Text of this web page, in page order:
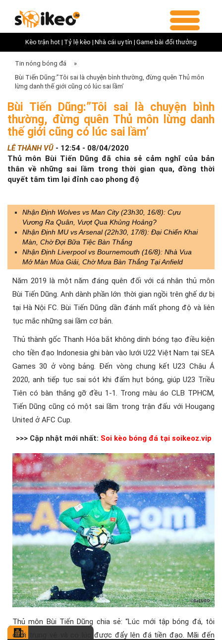
Kèo trận hot | Tỷ lệ kèo | Nhà cái uy tín | Game bài đổi thưởng
Tin nóng bóng đá
»
Bùi Tiến Dũng:”Tôi sai là chuyện bình thường, đừng quên Thủ môn
lừng danh thế giới cũng có lúc sai lầm’
Bùi Tiến Dũng:”Tôi sai là chuyện bình
thường, đừng quên Thủ môn lừng danh
thế giới cũng có lúc sai lầm’
LÊ THÀNH VŨ - 12:54 - 08/04/2020
Thủ môn Bùi Tiến Dũng đã chia sẻ cảm nghĩ của bản
thân về những sai lầm trong thời gian qua, đồng thời
quyết tâm tìm lại đỉnh cao phong độ
Nhận Định Wolves vs Man City (23h30, 16/8): Cựu
Vương Ra Quân, Vượt Qua Khủng Hoảng?
Nhận Định MU vs Arsenal (22h30, 17/8): Đại Chiến Khai
Màn, Chờ Đợi Bữa Tiệc Bàn Thắng
Nhận Định Liverpool vs Bournemouth (16/8): Nhà Vua
Mở Màn Mùa Giải, Chờ Mưa Bàn Thắng Tại Anfield
Năm 2019 là một năm đáng quên đối với cá nhân thủ môn
Bùi Tiến Dũng. Anh dành phần lớn thời gian ngồi trên ghế dự bị
tại Hà Nội FC. Bùi Tiến Dũng dần đánh mất phong độ và liên
tục mắc những sai lầm cơ bản.
Thủ thành gốc Thanh Hóa bắt không dính bóng tạo điều kiện
cho tiền đạo Indonesia ghi bàn vào lưới U22 Việt Nam tại SEA
Games 30 ở vòng bảng. Đến vòng chung kết U23 Châu Á
2020, anh tiếp tục sai sót khi đấm hụt bóng, giúp U23 Triều
Tiên có bàn thắng gỡ đều 1-1. Trong màu áo CLB TPHCM,
Tiến Dũng cũng có một sai lầm trong trận đấu với Hougang
United ở AFC Cup.
>>> Cập nhật mới nhất: Soi kèo bóng đá tại soikeoz.vip
Thủ môn Bùi Tiến Dũng chia sẻ: “Lúc mới tập bóng đá, tôi
chơi trung vệ và có lúc được đẩy lên đá tiền đạo. Mãi đến